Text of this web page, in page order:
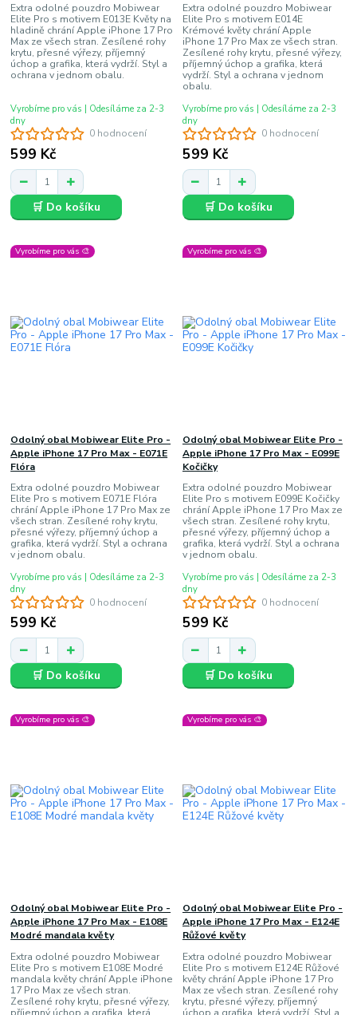
0 hodnocení
Extra odolné pouzdro Mobiwear
Elite Pro s motivem E013E Květy na
hladině chrání Apple iPhone 17 Pro
Max ze všech stran. Zesílené rohy
krytu, přesné výřezy, příjemný
úchop a grafika, která vydrží. Styl a
ochrana v jednom obalu.
599 Kč
Vyrobíme pro vás | Odesíláme za 2-3
dny
🛒 Do košíku
0 hodnocení
Extra odolné pouzdro Mobiwear
Elite Pro s motivem E014E
Krémové květy chrání Apple
iPhone 17 Pro Max ze všech stran.
Zesílené rohy krytu, přesné výřezy,
příjemný úchop a grafika, která
vydrží. Styl a ochrana v jednom
obalu.
599 Kč
Vyrobíme pro vás | Odesíláme za 2-3
dny
🛒 Do košíku
Vyrobíme pro vás 🎨
0 hodnocení
Odolný obal Mobiwear Elite Pro -
Apple iPhone 17 Pro Max - E071E
Flóra
Extra odolné pouzdro Mobiwear
Elite Pro s motivem E071E Flóra
chrání Apple iPhone 17 Pro Max ze
všech stran. Zesílené rohy krytu,
přesné výřezy, příjemný úchop a
grafika, která vydrží. Styl a ochrana
v jednom obalu.
599 Kč
Vyrobíme pro vás | Odesíláme za 2-3
dny
🛒 Do košíku
Vyrobíme pro vás 🎨
0 hodnocení
Odolný obal Mobiwear Elite Pro -
Apple iPhone 17 Pro Max - E099E
Kočičky
Extra odolné pouzdro Mobiwear
Elite Pro s motivem E099E Kočičky
chrání Apple iPhone 17 Pro Max ze
všech stran. Zesílené rohy krytu,
přesné výřezy, příjemný úchop a
grafika, která vydrží. Styl a ochrana
v jednom obalu.
599 Kč
Vyrobíme pro vás | Odesíláme za 2-3
dny
🛒 Do košíku
Vyrobíme pro vás 🎨
Odolný obal Mobiwear Elite Pro -
Apple iPhone 17 Pro Max - E108E
Modré mandala květy
Extra odolné pouzdro Mobiwear
Elite Pro s motivem E108E Modré
mandala květy chrání Apple iPhone
17 Pro Max ze všech stran.
Zesílené rohy krytu, přesné výřezy,
příjemný úchop a grafika, která
Vyrobíme pro vás 🎨
Odolný obal Mobiwear Elite Pro -
Apple iPhone 17 Pro Max - E124E
Růžové květy
Extra odolné pouzdro Mobiwear
Elite Pro s motivem E124E Růžové
květy chrání Apple iPhone 17 Pro
Max ze všech stran. Zesílené rohy
krytu, přesné výřezy, příjemný
úchop a grafika, která vydrží. Styl a